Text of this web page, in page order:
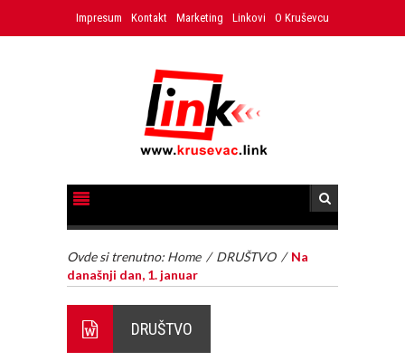
Impresum Kontakt Marketing Linkovi O Kruševcu
Ovde si trenutno: Home / DRUŠTVO / Na
današnji dan, 1. januar
DRUŠTVO